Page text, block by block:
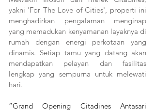
yakni 'For The Love of Cities', properti ini
menghadirkan pengalaman menginap
yang memadukan kenyamanan layaknya di
rumah dengan energi perkotaan yang
dinamis. Setiap tamu yang datang akan
mendapatkan pelayan dan fasilitas
lengkap yang sempurna untuk melewati
hari.
“Grand Opening Citadines Antasari